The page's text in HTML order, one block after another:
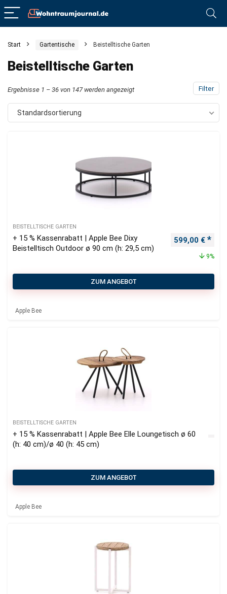
Start Gartentische Beistelltische Garten
Beistelltische Garten
Filter
Ergebnisse 1 – 36 von 147 werden angezeigt
Standardsortierung
BEISTELLTISCHE GARTEN
+ 15 % Kassenrabatt | Apple Bee Dixy
Beistelltisch Outdoor ø 90 cm (h: 29,5 cm)
599,00 €
9%
ZUM ANGEBOT
Apple Bee
BEISTELLTISCHE GARTEN
+ 15 % Kassenrabatt | Apple Bee Elle Loungetisch ø 60
(h: 40 cm)/ø 40 (h: 45 cm)
ZUM ANGEBOT
Apple Bee